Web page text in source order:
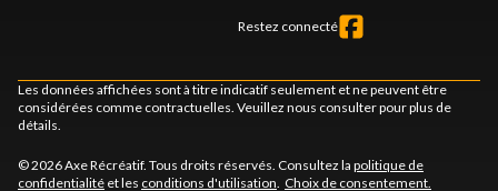
Restez connecté
Les données affichées sont à titre indicatif seulement et ne peuvent être
considérées comme contractuelles. Veuillez nous consulter pour plus de
détails.
© 2026 Axe Récréatif. Tous droits réservés. Consultez la politique de
confidentialité et les conditions d'utilisation. Choix de consentement.